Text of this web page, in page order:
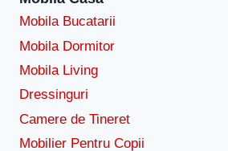
Mobila Bucatarii
Mobila Dormitor
Mobila Living
Dressinguri
Camere de Tineret
Mobilier Pentru Copii